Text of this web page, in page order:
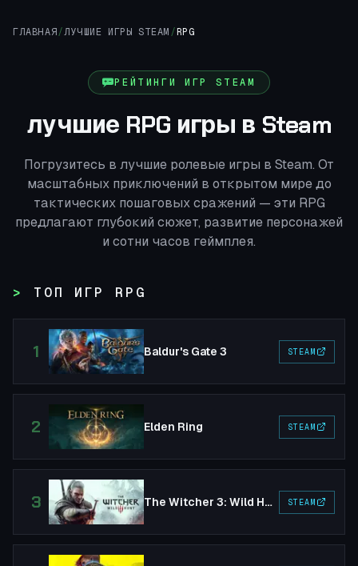
ГЛАВНАЯ /ЛУЧШИЕ ИГРЫ STEAM / RPG
РЕЙТИНГИ ИГР STEAM
лучшие RPG игры в Steam
Погрузитесь в лучшие ролевые игры в Steam. От
масштабных приключений в открытом мире до
тактических пошаговых сражений — эти RPG
предлагают глубокий сюжет, развитие персонажей
и сотни часов геймплея.
ТОП ИГР RPG
1 Baldur's Gate 3 STEAM
2 Elden Ring STEAM
3 The Witcher 3: Wild Hunt STEAM